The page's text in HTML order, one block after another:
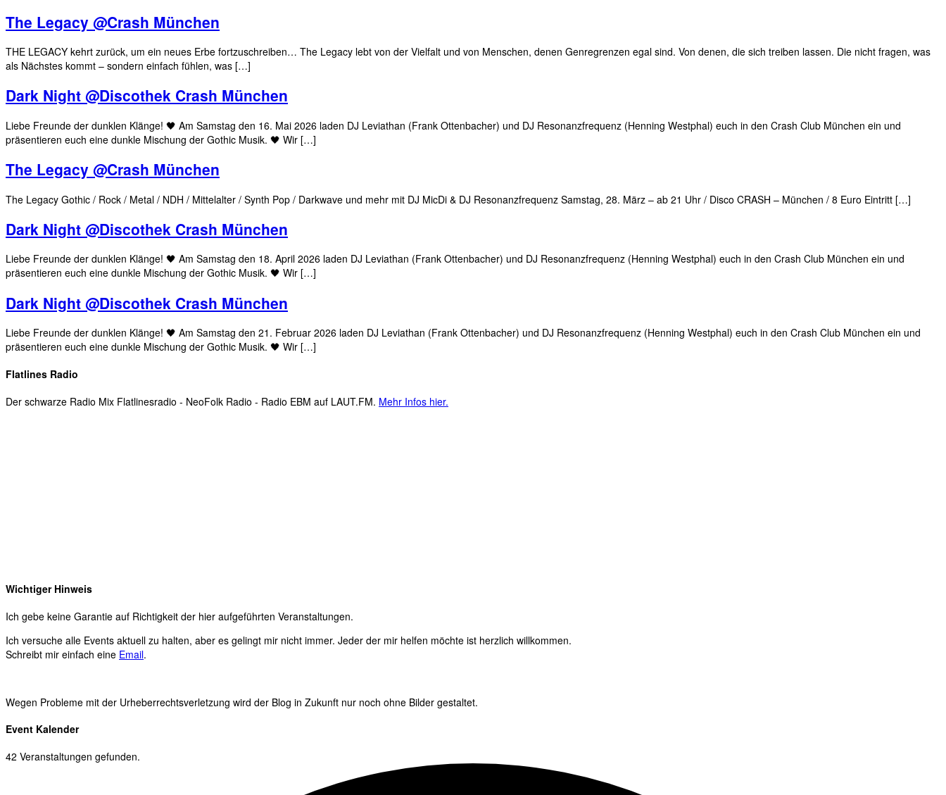
The Legacy @Crash München
THE LEGACY kehrt zurück, um ein neues Erbe fortzuschreiben… The Legacy lebt von der Vielfalt und von Menschen, denen Genregrenzen egal sind. Von denen, die sich treiben lassen. Die nicht fragen, was
als Nächstes kommt – sondern einfach fühlen, was […]
Dark Night @Discothek Crash München
Liebe Freunde der dunklen Klänge! 🖤 Am Samstag den 16. Mai 2026 laden DJ Leviathan (Frank Ottenbacher) und DJ Resonanzfrequenz (Henning Westphal) euch in den Crash Club München ein und
präsentieren euch eine dunkle Mischung der Gothic Musik. 🖤 Wir […]
The Legacy @Crash München
The Legacy Gothic / Rock / Metal / NDH / Mittelalter / Synth Pop / Darkwave und mehr mit DJ MicDi & DJ Resonanzfrequenz Samstag, 28. März – ab 21 Uhr / Disco CRASH – München / 8 Euro Eintritt […]
Dark Night @Discothek Crash München
Liebe Freunde der dunklen Klänge! 🖤 Am Samstag den 18. April 2026 laden DJ Leviathan (Frank Ottenbacher) und DJ Resonanzfrequenz (Henning Westphal) euch in den Crash Club München ein und
präsentieren euch eine dunkle Mischung der Gothic Musik. 🖤 Wir […]
Dark Night @Discothek Crash München
Liebe Freunde der dunklen Klänge! 🖤 Am Samstag den 21. Februar 2026 laden DJ Leviathan (Frank Ottenbacher) und DJ Resonanzfrequenz (Henning Westphal) euch in den Crash Club München ein und
präsentieren euch eine dunkle Mischung der Gothic Musik. 🖤 Wir […]
Flatlines Radio
Der schwarze Radio Mix Flatlinesradio - NeoFolk Radio - Radio EBM auf LAUT.FM. Mehr Infos hier.
Wichtiger Hinweis
Ich gebe keine Garantie auf Richtigkeit der hier aufgeführten Veranstaltungen.
Ich versuche alle Events aktuell zu halten, aber es gelingt mir nicht immer. Jeder der mir helfen möchte ist herzlich willkommen.
Schreibt mir einfach eine Email.
Wegen Probleme mit der Urheberrechtsverletzung wird der Blog in Zukunft nur noch ohne Bilder gestaltet.
Event Kalender
42 Veranstaltungen gefunden.